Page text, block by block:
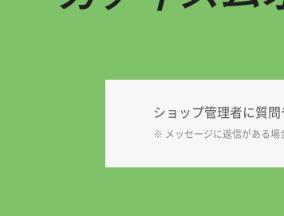
ショップ管理者に質
※ メッセージに返信がある場